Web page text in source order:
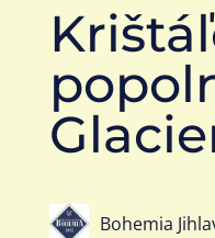
Bohemia